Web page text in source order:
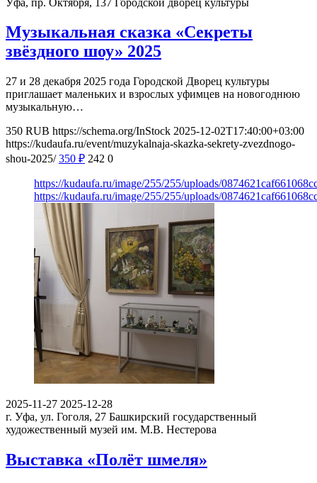
Музыкальная сказка «Секреты
звёздного шоу» 2025
27 и 28 декабря 2025 года Городской Дворец культуры
приглашает маленьких и взрослых уфимцев на новогоднюю
музыкальную…
350 RUB https://schema.org/InStock 2025-12-02T17:40:00+03:00
https://kudaufa.ru/event/muzykalnaja-skazka-sekrety-zvezdnogo-
shou-2025/ 350 ₽ 242 0
https://kudaufa.ru/image/255/255/uploads/
https://kudaufa.ru/image/255/255/uploads/
2025-11-27 2025-12-28
г. Уфа, ул. Гоголя, 27 Башкирский государственный
художественный музей им. М.В. Нестерова
Выставка «Полёт шмеля»